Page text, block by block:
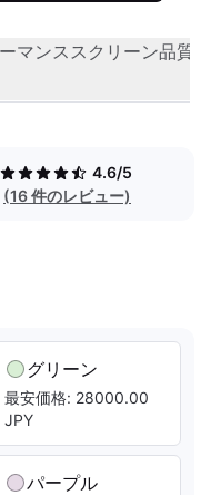
マンススクリーン品質
4.6/5
(16 件のレビュー)
グリーン
最安価格: 28000.00
JPY
パープル